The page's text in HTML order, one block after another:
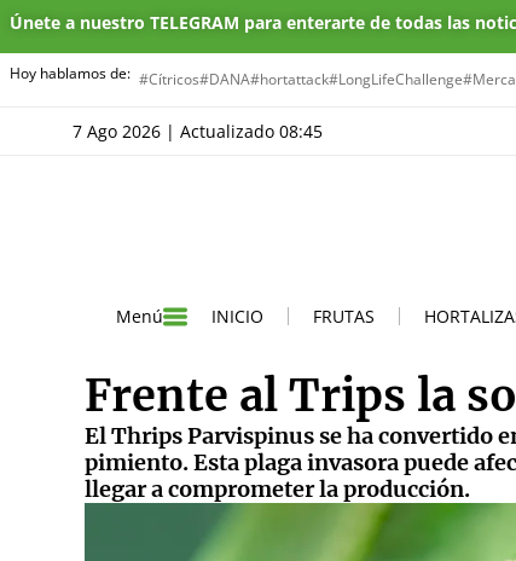
Únete a nuestro TELEGRAM para enterarte de todas las
Hoy hablamos de: #Cítricos#DANA#hortattack#LongLifeChallenge
7 Ago 2026 | Actualizado 08:45
Menú INICIO FRUTAS
Frente al Trips la
El Thrips Parvispinus se ha convertido
pimiento. Esta plaga invasora puede
llegar a comprometer la producción.